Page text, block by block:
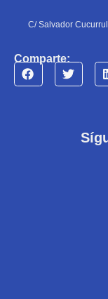
C/ Salvador
Comparte: